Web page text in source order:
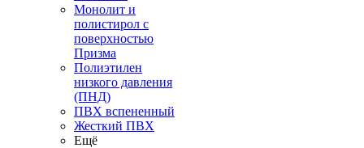
Монолит и
полистирол с
поверхностью
Призма
Полиэтилен
низкого давления
(ПНД)
ПВХ вспененный
Жесткий ПВХ
Ещё